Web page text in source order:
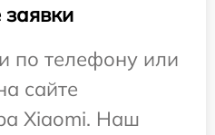
по телефону или
сайте
Xiaomi. Наш